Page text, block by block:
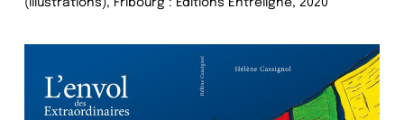
(illustrations), Fribourg : Editions Entreligne, 2020